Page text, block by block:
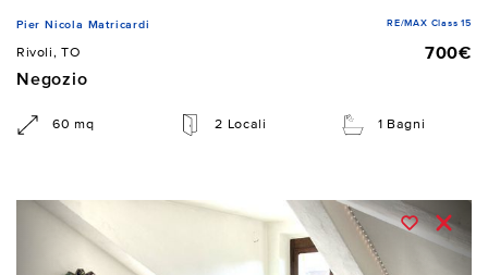
Pier Nicola Matricardi RE/MAX Class 15
Rivoli, TO
700€
Negozio
60 mq 2 Locali 1 Bagni